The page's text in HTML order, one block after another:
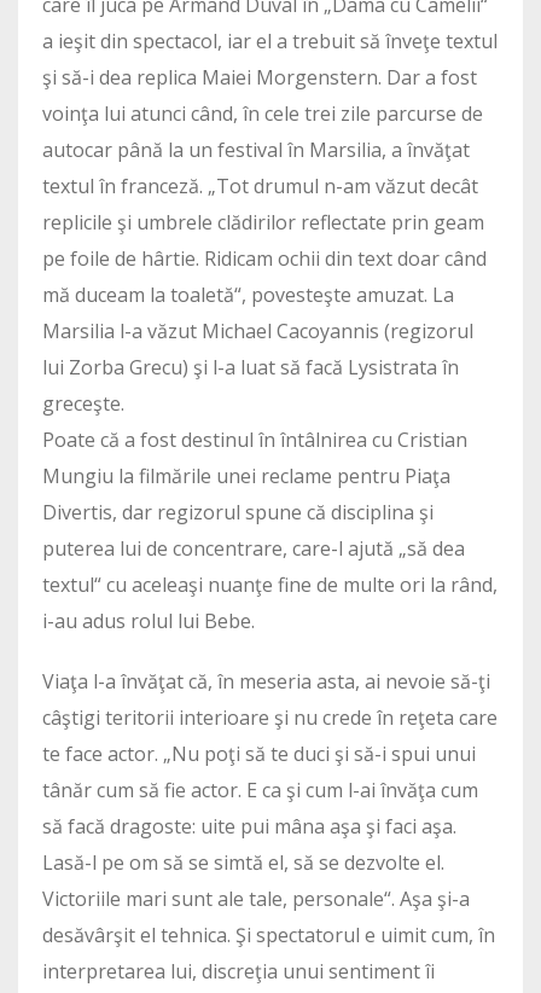
a ieşit din spectacol, iar el a trebuit să înveţe textul
şi să-i dea replica Maiei Morgenstern. Dar a fost
voinţa lui atunci când, în cele trei zile parcurse de
autocar până la un festival în Marsilia, a învăţat
textul în franceză. „Tot drumul n-am văzut decât
replicile şi umbrele clădirilor reflectate prin geam
pe foile de hârtie. Ridicam ochii din text doar când
mă duceam la toaletă“, povesteşte amuzat. La
Marsilia l-a văzut Michael Cacoyannis (regizorul
lui Zorba Grecu) şi l-a luat să facă Lysistrata în
greceşte.
Poate că a fost destinul în întâlnirea cu Cristian
Mungiu la filmările unei reclame pentru Piaţa
Divertis, dar regizorul spune că disciplina şi
puterea lui de concentrare, care-l ajută „să dea
textul“ cu aceleaşi nuanţe fine de multe ori la rând,
i-au adus rolul lui Bebe.
Viaţa l-a învăţat că, în meseria asta, ai nevoie să-ţi
câştigi teritorii interioare şi nu crede în reţeta care
te face actor. „Nu poţi să te duci şi să-i spui unui
tânăr cum să fie actor. E ca şi cum l-ai învăţa cum
să facă dragoste: uite pui mâna aşa şi faci aşa.
Lasă-l pe om să se simtă el, să se dezvolte el.
Victoriile mari sunt ale tale, personale“. Aşa şi-a
desăvârşit el tehnica. Şi spectatorul e uimit cum, în
interpretarea lui, discreţia unui sentiment îi